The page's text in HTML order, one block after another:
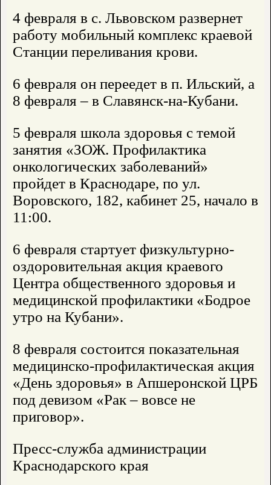
4 февраля в с. Львовском развернет
работу мобильный комплекс краевой
Станции переливания крови.
6 февраля он переедет в п. Ильский, а
8 февраля – в Славянск-на-Кубани.
5 февраля школа здоровья с темой
занятия «ЗОЖ. Профилактика
онкологических заболеваний»
пройдет в Краснодаре, по ул.
Воровского, 182, кабинет 25, начало в
11:00.
6 февраля стартует физкультурно-
оздоровительная акция краевого
Центра общественного здоровья и
медицинской профилактики «Бодрое
утро на Кубани».
8 февраля состоится показательная
медицинско-профилактическая акция
«День здоровья» в Апшеронской ЦРБ
под девизом «Рак – вовсе не
приговор».
Пресс-служба администрации
Краснодарского края